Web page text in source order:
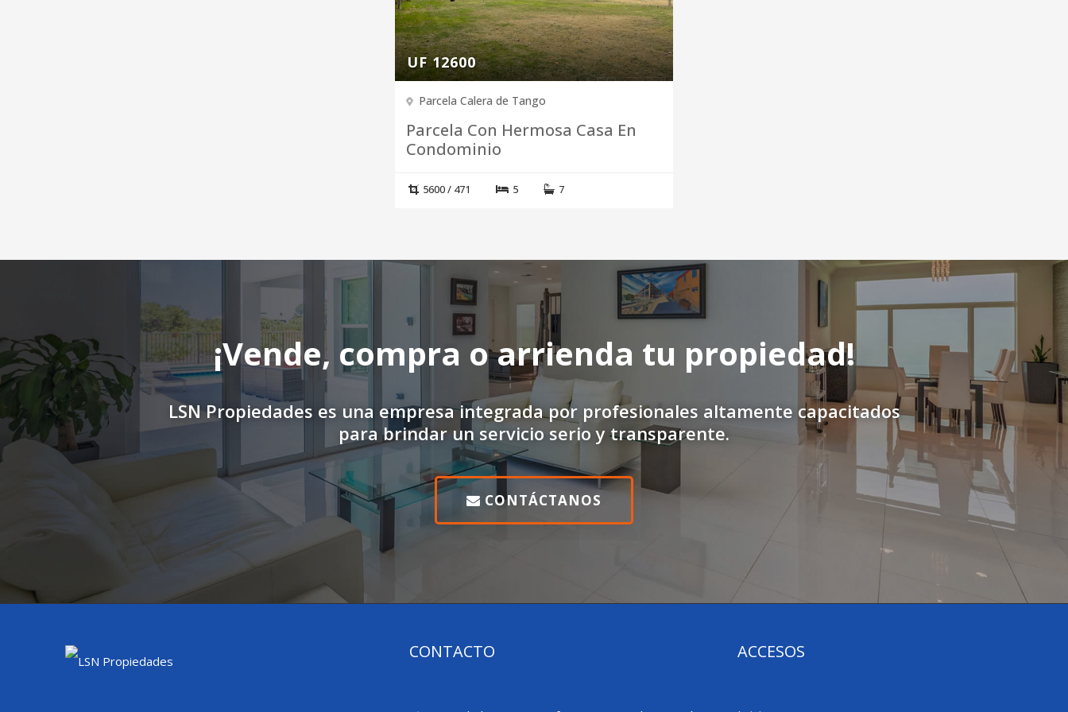
UF 12600
Parcela Calera de Tango
Parcela Con Hermosa Casa En
Condominio
5600 / 471 5 7
¡Vende, compra o arrienda tu propiedad!
LSN Propiedades es una empresa integrada por profesionales altamente capacitados
para brindar un servicio serio y transparente.
CONTÁCTANOS
CONTACTO ACCESOS